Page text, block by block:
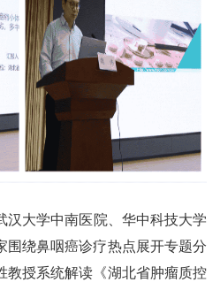
大学中南医院、华中科技大学
围绕鼻咽癌诊疗热点展开专题分
教授系统解读《湖北省肿瘤质控